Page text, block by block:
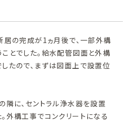
居の完成が1ヵ月後で、一部外構
とでした。給水配管図面と外構
たので、まずは図面上で設置位
隣に、セントラル浄水器を設置
外構工事でコンクリートになる